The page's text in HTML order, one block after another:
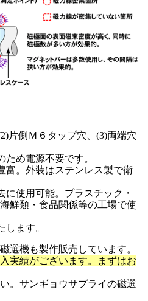
片側Ｍ６タップ穴、(3)両端穴
め電源不要です。
富。外装はステンレス製で衛
使用可能。プラスチック・
鮮類・食品関係等の工場で使
ます。
選機も製作販売しています。
実績がございます。まずはお
。サンギョウサプライの磁選